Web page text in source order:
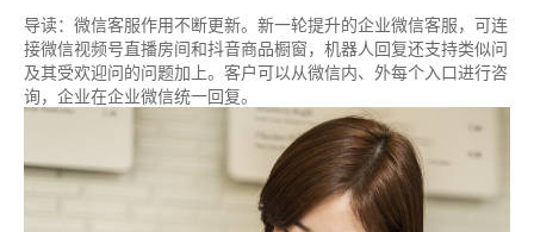
导读： 微信客服作用不断更新。新一轮提升的企业微信客服，可连
接微信视频号直播房间和抖音商品橱窗，机器人回复还支持类似问
及其受欢迎问的问题加上。客户可以从微信内、外每个入口进行咨
询，企业在企业微信统一回复。